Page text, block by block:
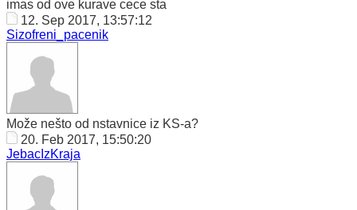
imas od ove kurave cece sta
12. Sep 2017, 13:57:12
Sizofreni_pacenik
Može nešto od nstavnice iz KS-a?
20. Feb 2017, 15:50:20
JebacIzKraja